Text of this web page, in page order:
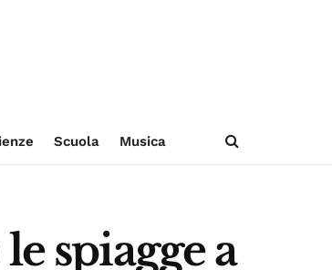
Scuola Musica
spiagge a